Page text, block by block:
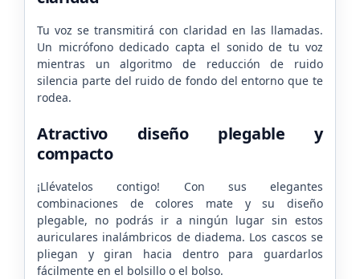
Tu voz se transmitirá con claridad en las llamadas.
Un micrófono dedicado capta el sonido de tu voz
mientras un algoritmo de reducción de ruido
silencia parte del ruido de fondo del entorno que te
rodea.
Atractivo diseño plegable y
compacto
¡Llévatelos contigo! Con sus elegantes
combinaciones de colores mate y su diseño
plegable, no podrás ir a ningún lugar sin estos
auriculares inalámbricos de diadema. Los cascos se
pliegan y giran hacia dentro para guardarlos
fácilmente en el bolsillo o el bolso.